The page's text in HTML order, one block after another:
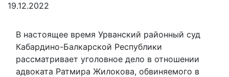
19.12.2022
В настоящее время Урванский районный суд
Кабардино-Балкарской Республики
рассматривает уголовное дело в отношении
адвоката Ратмира Жилокова, обвиняемого в